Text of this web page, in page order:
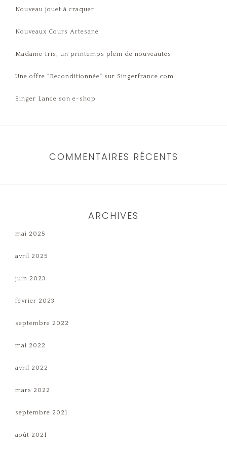
Nouveau jouet à craquer!
Nouveaux Cours Artesane
Madame Iris, un printemps plein de nouveautés
Une offre “Reconditionnée” sur Singerfrance.com
Singer Lance son e-shop
COMMENTAIRES RÉCENTS
ARCHIVES
mai 2025
avril 2025
juin 2023
février 2023
septembre 2022
mai 2022
avril 2022
mars 2022
septembre 2021
août 2021